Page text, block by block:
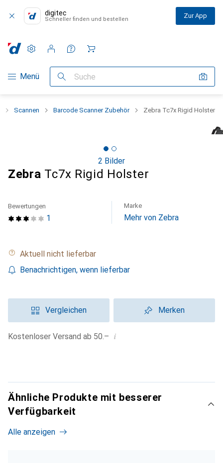
digitec
Schneller finden und bestellen Zur App
Navigation nach Kategorien
Menü Suche
Einstellungen
Kundenkonto
Vergleichslisten
Merklisten
Warenkorb
Scannen Barcode Scanner Zubehör Zebra Tc7x Rigid Holster
2 Bilder
Zebra Tc7x Rigid Holster
1
Bewertungen Marke
Mehr von Zebra
Aktuell nicht lieferbar
Benachrichtigen, wenn lieferbar
Vergleichen Merken
Kostenloser Versand ab 50.– i
Ähnliche Produkte mit besserer
Verfügbarkeit
Alle anzeigen